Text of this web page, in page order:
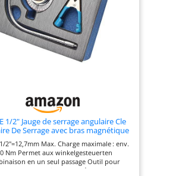
1/2" Jauge de serrage angulaire Cle
De Serrage avec bras magnétique
2"=12,7mm Max. Charge maximale : env.
Nm Permet aux winkelgesteuerten
en un seul passage Outil pour
l'angle de rotation effectué par la vis au